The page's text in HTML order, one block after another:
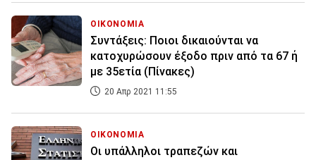
ΟΙΚΟΝΟΜΙΑ
Συντάξεις: Ποιοι δικαιούνται να
κατοχυρώσουν έξοδο πριν από τα 67 ή
με 35ετία (Πίνακες)
20 Απρ 2021 11:55
ΟΙΚΟΝΟΜΙΑ
Οι υπάλληλοι τραπεζών και